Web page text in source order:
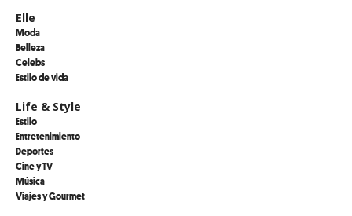
Elle
Moda
Belleza
Celebs
Estilo de vida
Life & Style
Estilo
Entretenimiento
Deportes
Cine y TV
Música
Viajes y Gourmet